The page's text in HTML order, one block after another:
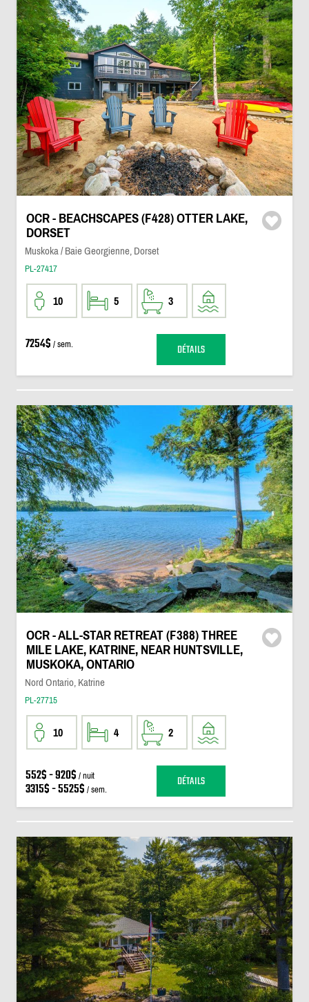
OCR - BEACHSCAPES (F428) OTTER LAKE,
DORSET
Muskoka / Baie Georgienne, Dorset
PL-27417
10 5 3
7254$ / sem. DÉTAILS
OCR - ALL-STAR RETREAT (F388) THREE
MILE LAKE, KATRINE, NEAR HUNTSVILLE,
MUSKOKA, ONTARIO
Nord Ontario, Katrine
PL-27715
10 4 2
552$ - 920$ / nuit
3315$ - 5525$ / sem. DÉTAILS